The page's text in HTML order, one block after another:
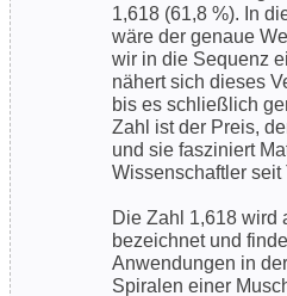
1,618 (61,8 %). In
wäre der genaue
wir in die Sequenz
nähert sich dieses
bis es schließlich
Zahl ist der Preis,
und sie fasziniert
Wissenschaftler seit
Die Zahl 1,618 wird
bezeichnet und
Anwendungen in
Spiralen einer